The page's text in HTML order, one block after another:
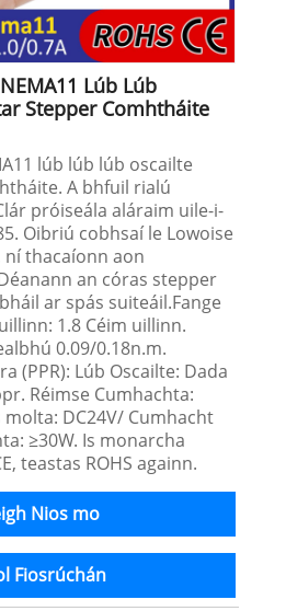
Lúb Lúb
Stepper Comhtháite
lúb lúb lúb oscailte
A bhfuil rialú
próiseála aláraim uile-i-
Oibriú cobhsaí le Lowoise
thacaíonn aon
an córas stepper
ar spás suiteáil.Fange
1.8 Céim uillinn.
0.09/0.18n.m.
(PPR): Lúb Oscailte: Dada
Réimse Cumhachta:
molta: DC24V/ Cumhacht
≥30W. Is monarcha
teastas ROHS againn.
Nios mo
Fiosrúchán